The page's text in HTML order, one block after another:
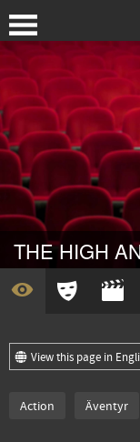
THE HIGH
View this page in
Action Äventyr